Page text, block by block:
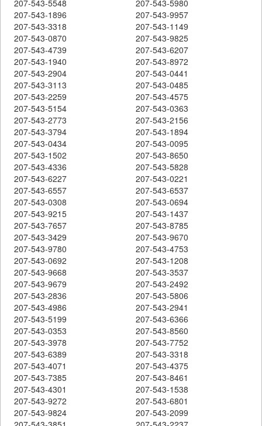
207-543-5548
207-543-5980
207-543-1896
207-543-9957
207-543-3318
207-543-1149
207-543-0870
207-543-9825
207-543-4739
207-543-6207
207-543-1940
207-543-8972
207-543-2904
207-543-0441
207-543-3113
207-543-0485
207-543-2259
207-543-4575
207-543-5154
207-543-0363
207-543-2773
207-543-2156
207-543-3794
207-543-1894
207-543-0434
207-543-0095
207-543-1502
207-543-8650
207-543-4336
207-543-5828
207-543-6227
207-543-0221
207-543-6557
207-543-6537
207-543-0308
207-543-0694
207-543-9215
207-543-1437
207-543-7657
207-543-8785
207-543-3429
207-543-9670
207-543-9780
207-543-4753
207-543-0692
207-543-1208
207-543-9668
207-543-3537
207-543-9679
207-543-2492
207-543-2836
207-543-5806
207-543-4986
207-543-2941
207-543-5199
207-543-6366
207-543-0353
207-543-8560
207-543-3978
207-543-7752
207-543-6389
207-543-3318
207-543-4071
207-543-4375
207-543-7385
207-543-8461
207-543-4301
207-543-1538
207-543-9272
207-543-6801
207-543-9824
207-543-2099